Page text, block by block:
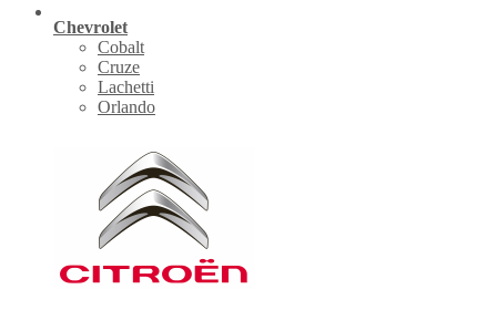
Chevrolet
Cobalt
Cruze
Lachetti
Orlando